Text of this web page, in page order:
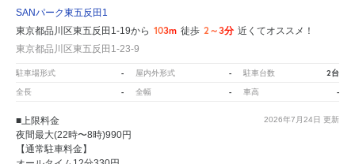
SANパーク東五反田1
東京都品川区東五反田1-19から 103m 徒歩 2～3分 近くてオススメ！
東京都品川区東五反田1-23-9
駐車場形式 - 屋内外形式 - 駐車台数 2台
全長 - 全幅 - 車高 -
2026年7月24日 更新
■上限料金
夜間最大(22時〜8時)990円
【通常駐車料金】